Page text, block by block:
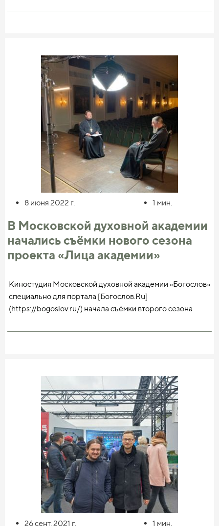
Богословы и историки, филологи и музыканты,
пресс-служба Синодального отдела по
взаимоотношениям Церкви с обществом и СМИ.
8 июня 2022 г. 1 мин.
В Московской духовной академии
начались съёмки нового сезона
проекта «Лица академии»
Киностудия Московской духовной академии «Богослов»
специально для портала [Богослов.Ru]
(https://bogoslov.ru/) начала съёмки второго сезона
Церкви — Московской духовной академии. Серия
видеоинтервью «Лица академии» позволит зрителям
познакомиться с теми, кто трудится в духовной школе и
кому есть что рассказать об МДА, о жизни Церкви и о
личном опыте веры. Материалы будут полезны
преподавателям и студентам теологических вузов и
кафедр, а также широкому кругу людей,
интересующихся богословием.
Первый сезон «Лиц академии» был создан в 2012**–
**2015 гг. Многие из его героев являются выдающимися
26 сент. 2021 г. 1 мин.